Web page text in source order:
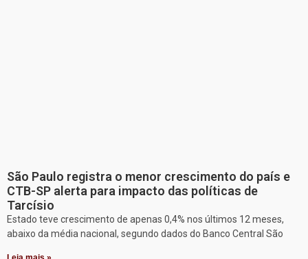
São Paulo registra o menor crescimento do país e
CTB-SP alerta para impacto das políticas de
Tarcísio
Estado teve crescimento de apenas 0,4% nos últimos 12 meses,
abaixo da média nacional, segundo dados do Banco Central São